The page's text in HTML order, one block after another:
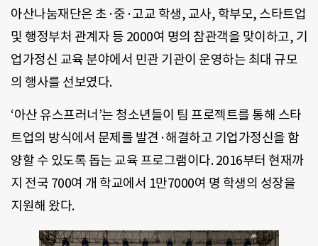
아산나눔재단은 초·중·고교 학생, 교사, 학부모, 스타트업
및 행정부처 관계자 등 2000여 명의 참관객을 맞이하고, 기
업가정신 교육 분야에서 민관 기관이 운영하는 최대 규모
의 행사를 선보였다.
‘아산 유스프러너’는 청소년들이 팀 프로젝트를 통해 스타
트업의 방식에서 문제를 발견·해결하고 기업가정신을 함
양할 수 있도록 돕는 교육 프로그램이다. 2016부터 현재까
지 전국 700여 개 학교에서 1만7000여 명 학생의 성장을
지원해 왔다.